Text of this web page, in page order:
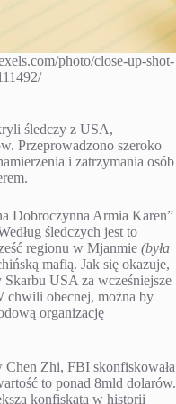
photo/close-up-shot-
śledczy z USA,
Przeprowadzono szeroko
i zatrzymania osób
Dobroczynna Armia Karen”
śledczych jest to
regionu w Mjanmie (była
mafią. Jak się okazuje,
Skarbu USA za wcześniejsze
chwili obecnej, można by
organizację
Chen Zhi, FBI skonfiskowała
to ponad 8mld dolarów.
konfiskata w historii